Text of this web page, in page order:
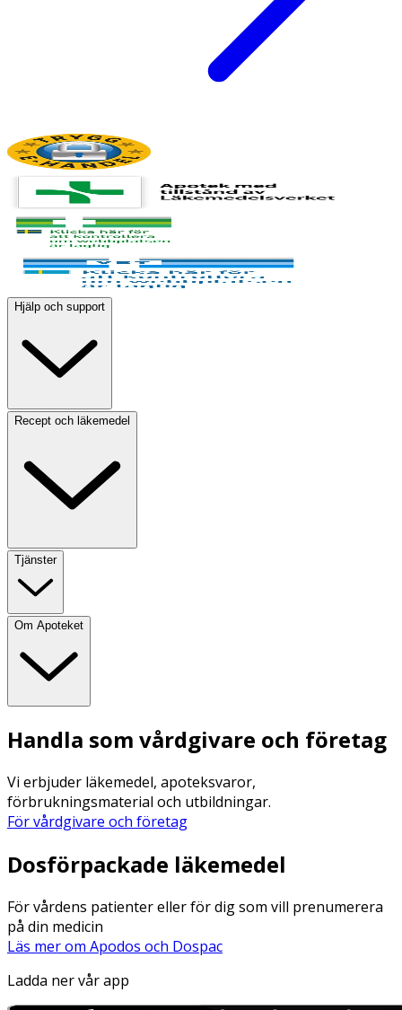
Hjälp och support
Recept och läkemedel
Tjänster
Om Apoteket
Handla som vårdgivare och företag
Vi erbjuder läkemedel, apoteksvaror,
förbrukningsmaterial och utbildningar.
För vårdgivare och företag
Dosförpackade läkemedel
För vårdens patienter eller för dig som vill prenumerera
på din medicin
Läs mer om Apodos och Dospac
Ladda ner vår app